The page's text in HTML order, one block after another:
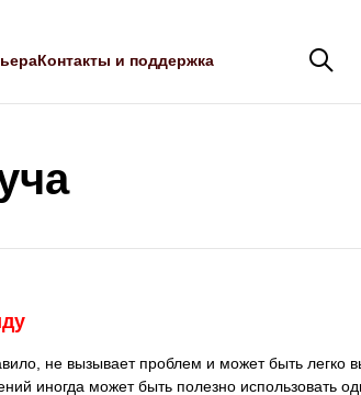
Контакты и поддержка
не вызывает проблем и может быть легко
иногда может быть полезно использовать